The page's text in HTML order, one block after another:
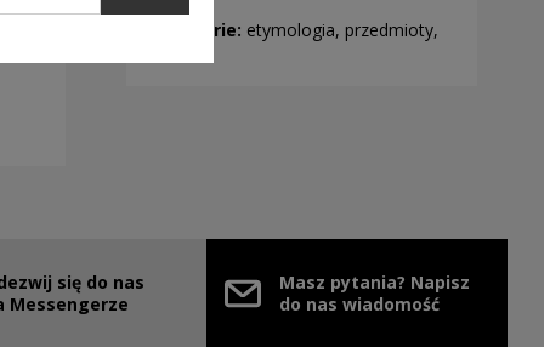
Kategorie: etymologia, przedmioty,
się do nas
Messengerze
zostanie otwarty w nowym oknie
Masz pytania? Napisz
do nas wiadomość